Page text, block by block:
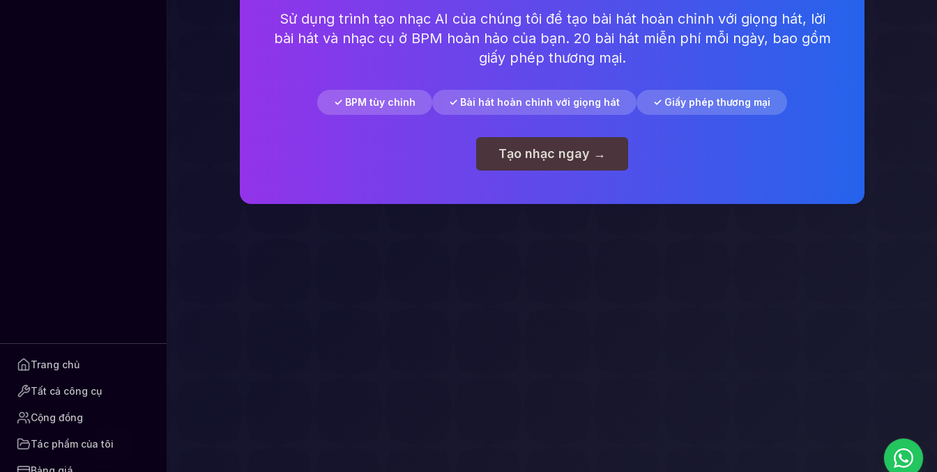
Trang chủ
Tất cả công cụ
Cộng đồng
Tác phẩm của tôi
Sử dụng trình tạo nhạc AI của chúng tôi để tạo bài hát hoàn chỉnh với giọng hát, lời
bài hát và nhạc cụ ở BPM hoàn hảo của bạn. 20 bài hát miễn phí mỗi ngày, bao gồm
giấy phép thương mại.
✓ BPM tùy chỉnh ✓ Bài hát hoàn chỉnh với giọng hát ✓ Giấy phép thương mại
Tạo nhạc ngay →